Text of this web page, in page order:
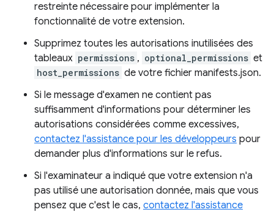
restreinte nécessaire pour implémenter la
fonctionnalité de votre extension.
Supprimez toutes les autorisations inutilisées des
tableaux permissions , optional_permissions et
host_permissions de votre fichier manifests.json.
Si le message d'examen ne contient pas
suffisamment d'informations pour déterminer les
autorisations considérées comme excessives,
contactez l'assistance pour les développeurs pour
demander plus d'informations sur le refus.
Si l'examinateur a indiqué que votre extension n'a
pas utilisé une autorisation donnée, mais que vous
pensez que c'est le cas, contactez l'assistance